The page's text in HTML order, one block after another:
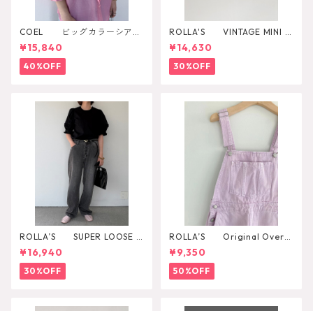
COEL ビッグカラーシアー
シャツ
¥15,840
40%OFF
ROLLA'S VINTAGE MINI D
AZZLER
¥14,630
30%OFF
ROLLA’S SUPER LOOSE B
LACK STONE
¥16,940
30%OFF
ROLLA’S Original Overal
l¥9,350
50%OFF